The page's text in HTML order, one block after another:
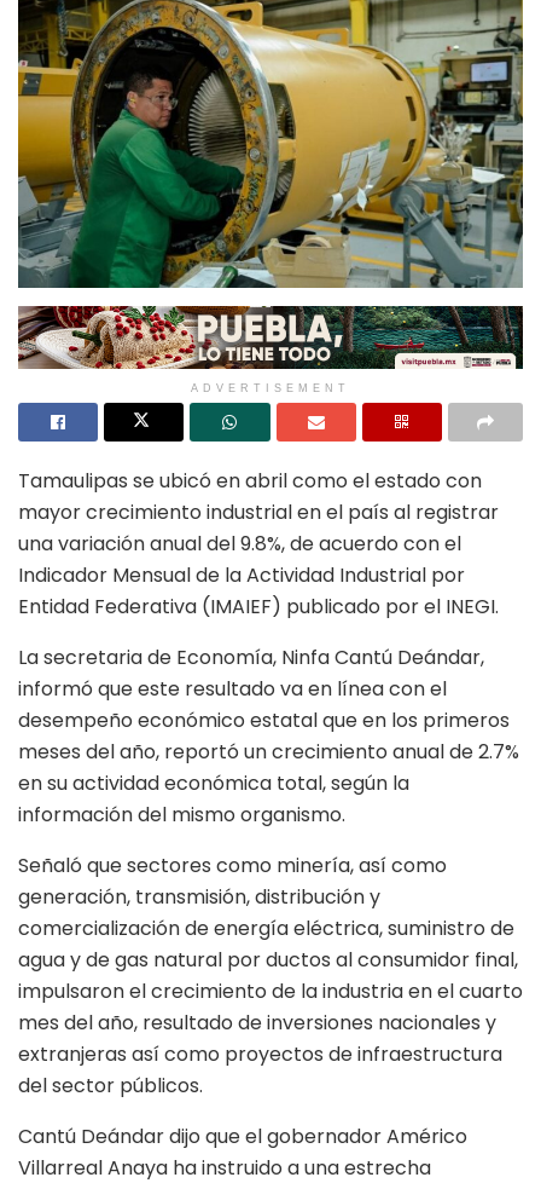
ADVERTISEMENT
Tamaulipas se ubicó en abril como el estado con
mayor crecimiento industrial en el país al registrar
una variación anual del 9.8%, de acuerdo con el
Indicador Mensual de la Actividad Industrial por
Entidad Federativa (IMAIEF) publicado por el INEGI.
La secretaria de Economía, Ninfa Cantú Deándar,
informó que este resultado va en línea con el
desempeño económico estatal que en los primeros
meses del año, reportó un crecimiento anual de 2.7%
en su actividad económica total, según la
información del mismo organismo.
Señaló que sectores como minería, así como
generación, transmisión, distribución y
comercialización de energía eléctrica, suministro de
agua y de gas natural por ductos al consumidor final,
impulsaron el crecimiento de la industria en el cuarto
mes del año, resultado de inversiones nacionales y
extranjeras así como proyectos de infraestructura
del sector públicos.
Cantú Deándar dijo que el gobernador Américo
Villarreal Anaya ha instruido a una estrecha